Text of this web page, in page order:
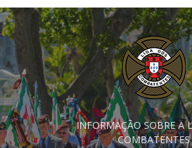
INFORMAÇÃO SOBRE A
COMBATENTES